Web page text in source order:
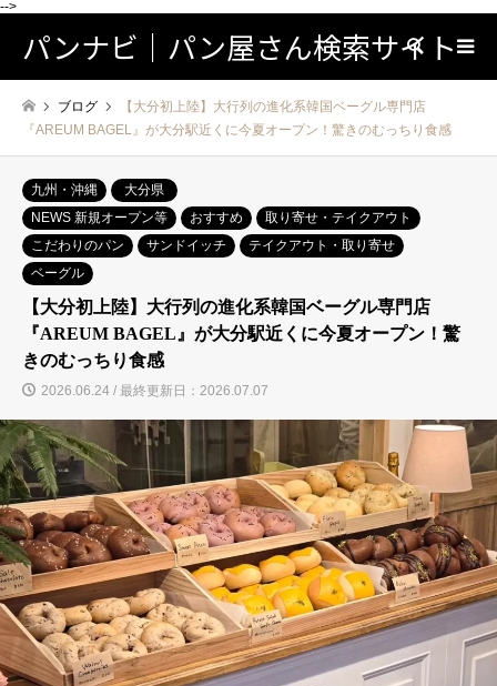
-->
パンナビ｜パン屋さん検索サイト検索
ブログ
【大分初上陸】大行列の進化系韓国ベーグル専門店
『AREUM BAGEL』が大分駅近くに今夏オープン！驚きのむっちり食感
九州・沖縄
大分県
NEWS 新規オープン等
おすすめ
取り寄せ・テイクアウト
こだわりのパン
サンドイッチ
テイクアウト・取り寄せ
ベーグル
【大分初上陸】大行列の進化系韓国ベーグル専門店
『AREUM BAGEL』が大分駅近くに今夏オープン！驚
きのむっちり食感
2026.06.24 / 最終更新日：2026.07.07